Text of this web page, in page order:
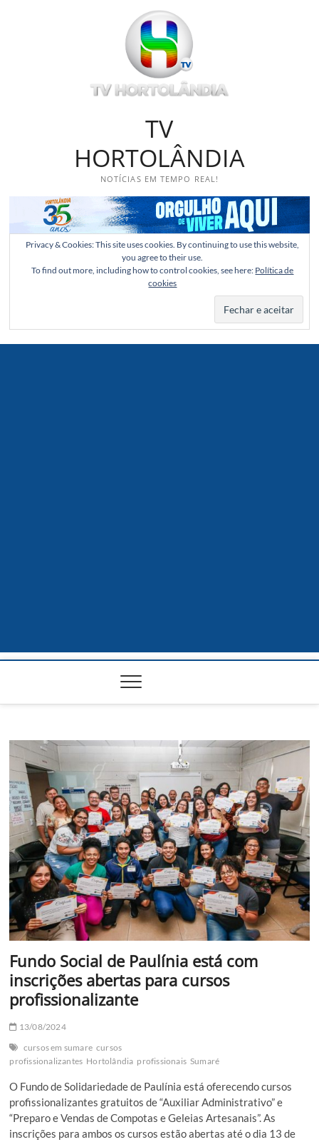
TV
HORTOLÂNDIA
NOTÍCIAS EM TEMPO REAL!
Privacy & Cookies: This site uses cookies. By continuing to use this website,
you agree to their use.
To find out more, including how to control cookies, see here: Política de
cookies
Fundo Social de Paulínia está com
inscrições abertas para cursos
profissionalizante
13/08/2024
cursos em sumare cursos
profissionalizantes Hortolândia profissionais Sumaré
O Fundo de Solidariedade de Paulínia está oferecendo cursos
profissionalizantes gratuitos de “Auxiliar Administrativo” e
“Preparo e Vendas de Compotas e Geleias Artesanais”. As
inscrições para ambos os cursos estão abertas até o dia 13 de